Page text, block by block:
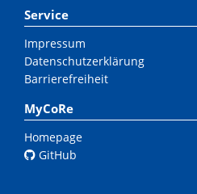
Service
Impressum
Datenschutzerklärung
Barrierefreiheit
MyCoRe
Homepage
GitHub